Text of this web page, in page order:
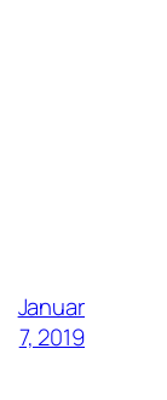
Januar
7, 2019